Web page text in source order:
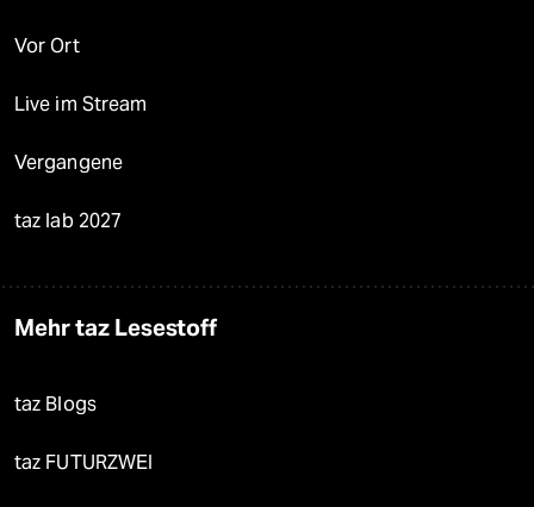
Vor Ort
Live im Stream
Vergangene
taz lab 2027
Mehr taz Lesestoff
taz Blogs
taz FUTURZWEI